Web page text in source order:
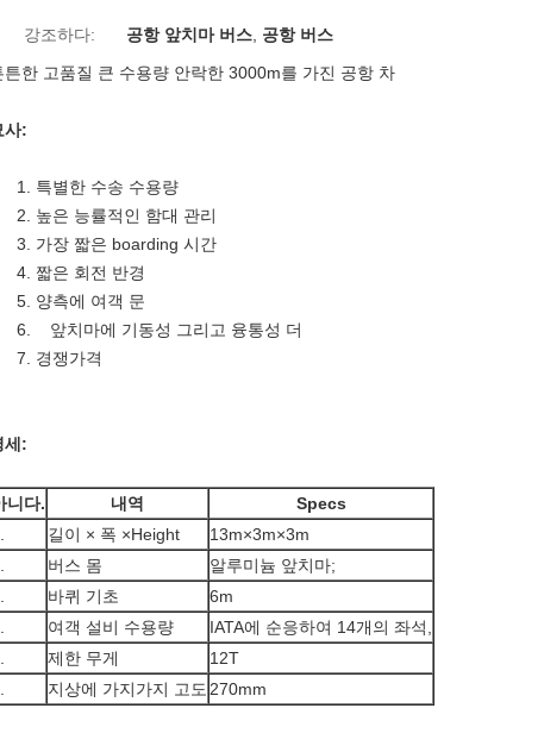
강조하다: 공항 앞치마 버스 공항 버스
튼한 고품질 큰 수용량 안락한 3000m를 가진 공항 차
사:
1. 특별한 수송 수용량
2. 높은 능률적인 함대 관리
3. 가장 짧은 boarding 시간
4. 짧은 회전 반경
5. 양측에 여객 문
6. 앞치마에 기동성 그리고 융통성 더
7. 경쟁가격
세:
니다. 내역
Specs
길이 × 폭 ×Height
13m×3m×3m
버스 몸
알루미늄 앞치마;
바퀴 기초
6m
여객 설비 수용량
IATA에 순응하여 14개의 좌석,
제한 무게
12T
지상에 가지가지 고도 270mm